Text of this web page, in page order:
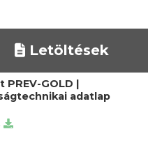
Letöltések
PREV-GOLD |
adatlap